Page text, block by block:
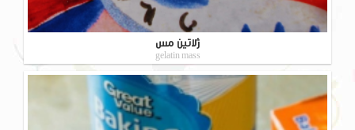
ژلاتین مس
gelatin mass